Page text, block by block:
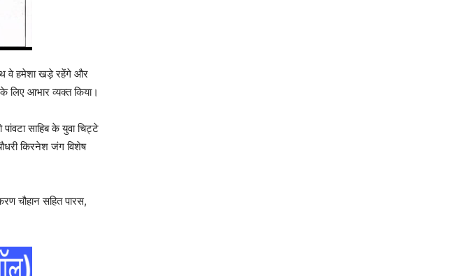
वे हमेशा खड़े रहेंगे और
लिए आभार व्यक्त किया।
साहिब के युवा चिट्टे
किरनेश जंग विशेष
चौहान सहित पारस,